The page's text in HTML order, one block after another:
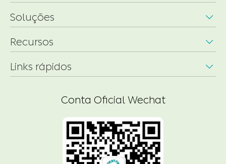
Soluções 
Recursos 
Links rápidos 
Conta Oficial Wechat